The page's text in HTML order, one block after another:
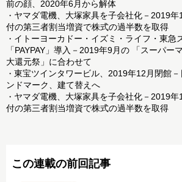
前の顔、2020年6月から解体
・ ヤマダ電機、大塚家具を子会社化－2019年
付の第三者割当増資で株式の過半数を取得
・ イトーヨーカドー・イズミ・ライフ・東急
「PAYPAY」導入－2019年9月の 「スーパー
大還元祭」に合わせて
・ 東宝ツインタワービル、2019年12月閉館－
ンドマーク、建て替えへ
・ ヤマダ電機、大塚家具を子会社化－2019年
付の第三者割当増資で株式の過半数を取得
この連載の前回記事